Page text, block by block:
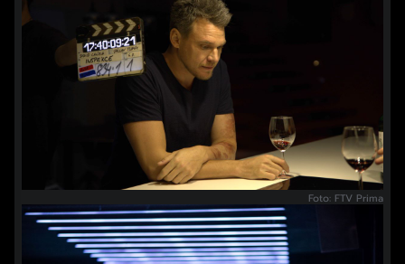
Foto: FTV Prima